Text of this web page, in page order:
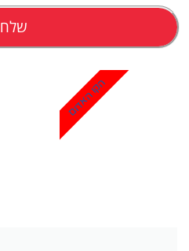
שלח
הקו האדום